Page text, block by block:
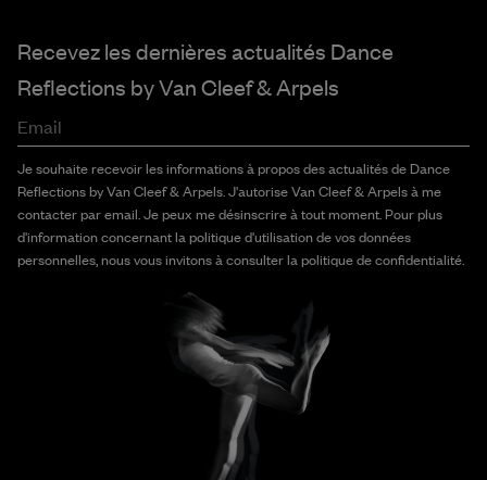
Recevez les dernières actualités Dance
Reflections byVan Cleef & Arpels
Email
Je souhaite recevoir les informations à propos des actualités de Dance
Reflections by Van Cleef & Arpels. J'autorise Van Cleef & Arpels à me
contacter par email. Je peux me désinscrire à tout moment. Pour plus
d'information concernant la politique d'utilisation de vos données
personnelles, nous vous invitons à consulter la politique de confidentialité.